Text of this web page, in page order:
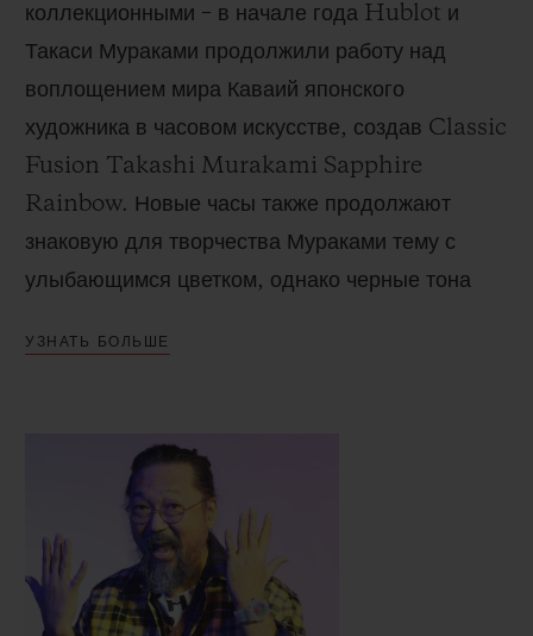
коллекционными – в начале года Hublot и
Такаси Мураками продолжили работу над
воплощением мира Каваий японского
художника в часовом искусстве, создав Classic
Fusion Takashi Murakami Sapphire
Rainbow. Новые часы также продолжают
знаковую для творчества Мураками тему с
улыбающимся цветком, однако черные тона
прозрачности.
прозрачную поверхность можно увидеть как
работу художника, так и сложный механизм,
разработанный мастерами в Ньоне. Корпус
диаметром 45 мм, обладающий
характеристиками модели Classic Fusion,
УЗНАТЬ БОЛЬШЕ